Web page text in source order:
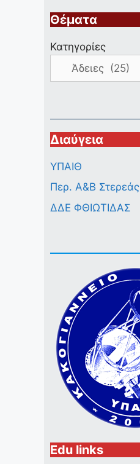
Θέματα
Κατηγορίες
Διαύγεια
ΥΠΑΙΘ
Περ. A&B Στερεάς
ΔΔΕ ΦΘΙΩΤΙΔΑΣ
Edu links